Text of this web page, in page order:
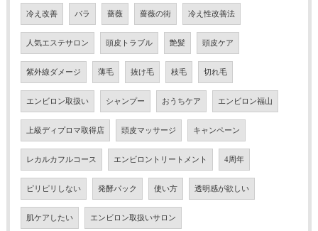
冷え改善 バラ 薔薇 薔薇の街 冷え性改善法
人気エステサロン 頭皮トラブル 艶髪 頭皮ケア
紫外線ダメージ 薄毛 抜け毛 枝毛 切れ毛
エンビロン取扱い シャンプー おうちケア エンビロン福山
上級ディプロマ取得店 頭皮マッサージ キャンペーン
レカルカフルコース エンビロントリートメント 4周年
ピリピリしない 発酵パック 使い方 透明感が欲しい
肌ケアしたい エンビロン取扱いサロン